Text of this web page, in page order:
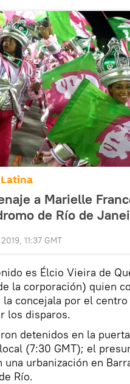
a Marielle
de Río de
11:37 GMT
es Élcio Vieira de
la corporación) quien
concejala por el
los disparos.
detenidos en la
(7:30 GMT); el
una urbanización en
Río.